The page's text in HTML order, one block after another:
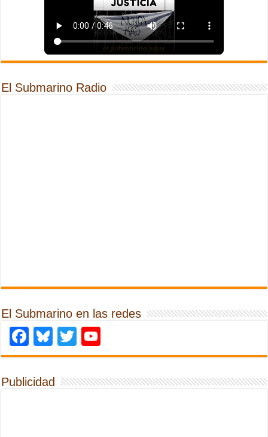
El Submarino Radio
El Submarino en las redes
Facebook
Bluesky
Twitter
Publicidad